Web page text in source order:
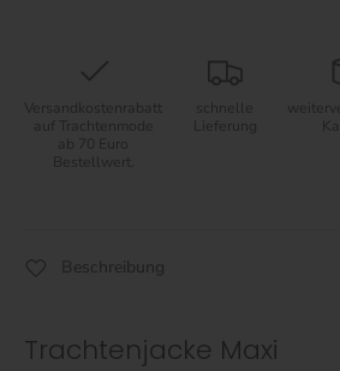
Versandkostenrabatt
auf Trachtenmode
ab 70 Euro
Bestellwert.
schnelle
Lieferung
Beschreibung
Trachtenjacke Maxi